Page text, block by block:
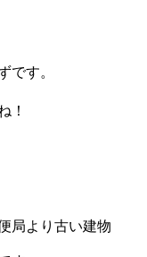
です。
！
局より古い建物